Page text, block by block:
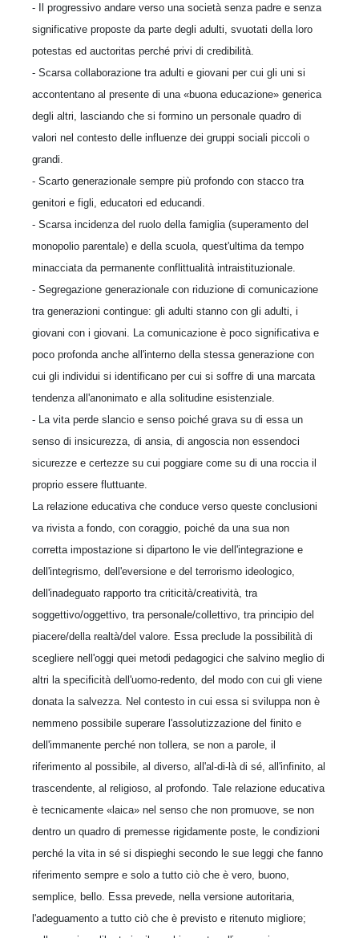
- Il progressivo andare verso una società senza padre e senza
significative proposte da parte degli adulti, svuotati della loro
potestas ed auctoritas perché privi di credibilità.
- Scarsa collaborazione tra adulti e giovani per cui gli uni si
accontentano al presente di una «buona educazione» generica
degli altri, lasciando che si formino un personale quadro di
valori nel contesto delle influenze dei gruppi sociali piccoli o
grandi.
- Scarto generazionale sempre più profondo con stacco tra
genitori e figli, educatori ed educandi.
- Scarsa incidenza del ruolo della famiglia (superamento del
monopolio parentale) e della scuola, quest'ultima da tempo
minacciata da permanente conflittualità intraistituzionale.
- Segregazione generazionale con riduzione di comunicazione
tra generazioni contingue: gli adulti stanno con gli adulti, i
giovani con i giovani. La comunicazione è poco significativa e
poco profonda anche all'interno della stessa generazione con
cui gli individui si identificano per cui si soffre di una marcata
tendenza all'anonimato e alla solitudine esistenziale.
- La vita perde slancio e senso poiché grava su di essa un
senso di insicurezza, di ansia, di angoscia non essendoci
sicurezze e certezze su cui poggiare come su di una roccia il
proprio essere fluttuante.
La relazione educativa che conduce verso queste conclusioni
va rivista a fondo, con coraggio, poiché da una sua non
corretta impostazione si dipartono le vie dell'integrazione e
dell'integrismo, dell'eversione e del terrorismo ideologico,
dell'inadeguato rapporto tra criticità/creatività, tra
soggettivo/oggettivo, tra personale/collettivo, tra principio del
piacere/della realtà/del valore. Essa preclude la possibilità di
scegliere nell'oggi quei metodi pedagogici che salvino meglio di
altri la specificità dell'uomo-redento, del modo con cui gli viene
donata la salvezza. Nel contesto in cui essa si sviluppa non è
nemmeno possibile superare l'assolutizzazione del finito e
dell'immanente perché non tollera, se non a parole, il
riferimento al possibile, al diverso, all'al-di-là di sé, all'infinito, al
trascendente, al religioso, al profondo. Tale relazione educativa
è tecnicamente «laica» nel senso che non promuove, se non
dentro un quadro di premesse rigidamente poste, le condizioni
perché la vita in sé si dispieghi secondo le sue leggi che fanno
riferimento sempre e solo a tutto ciò che è vero, buono,
semplice, bello. Essa prevede, nella versione autoritaria,
l'adeguamento a tutto ciò che è previsto e ritenuto migliore;